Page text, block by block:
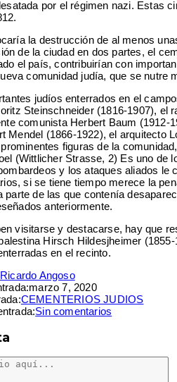
por el régimen nazi. Estas
la destrucción de al menos
de la ciudad en dos partes, el
el país, contribuirían con
comunidad judía, que se
judíos enterrados en el
Steinschneider (1816-1907), el
comunista Herbert Baum
Mendel (1866-1922), el
figuras de la
(Wittlicher Strasse, 2) Es uno de
y los ataques aliados
si se tiene tiempo merece la
parte de las que contenía
anteriormente.
visitarse y destacarse, hay que
Hirsch Hildesjheimer
en el recinto.
Ricardo Angoso
marzo 7, 2020
CEMENTERIOS JUDIOS
Sin comentarios